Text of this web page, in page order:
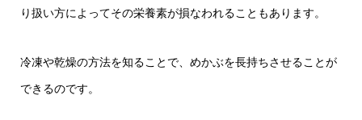
り扱い方によってその栄養素が損なわれることもあります。
冷凍や乾燥の方法を知ることで、めかぶを長持ちさせることが
できるのです。